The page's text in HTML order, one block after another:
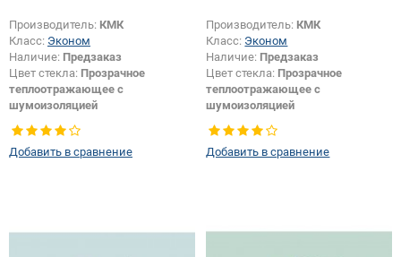
Производитель: КМК
Класс: Эконом
Наличие: Предзаказ
Цвет стекла: Прозрачное
теплоотражающее с
шумоизоляцией
Добавить в сравнение
Производитель: КМК
Класс: Эконом
Наличие: Предзаказ
Цвет стекла: Прозрачное
теплоотражающее с
шумоизоляцией
Изменение крепления зеркала +
шелкографии + датчика:
Добавить в сравнение